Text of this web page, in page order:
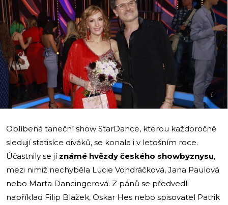
i
Oblíbená taneční show StarDance, kterou každoročně
sledují statisíce diváků, se konala i v letošním roce.
Účastnily se jí známé hvězdy českého showbyznysu,
mezi nimiž nechyběla Lucie Vondráčková, Jana Paulová
nebo Marta Dancingerová. Z pánů se předvedli
například Filip Blažek, Oskar Hes nebo spisovatel Patrik